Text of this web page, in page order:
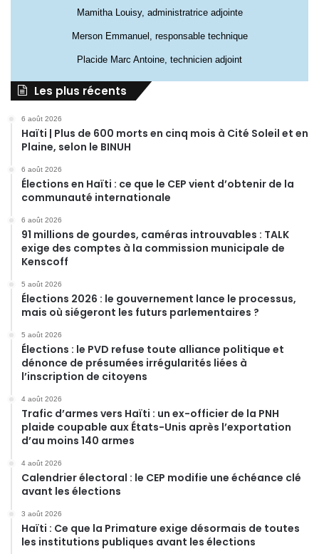
Mamitha Louisy, administratrice adjointe
Merson Emmanuel, responsable technique
Placide Marc Antoine, technicien adjoint
Les plus récents
6 août 2026
Haïti | Plus de 600 morts en cinq mois à Cité Soleil et en
Plaine, selon le BINUH
6 août 2026
Élections en Haïti : ce que le CEP vient d’obtenir de la
communauté internationale
6 août 2026
91 millions de gourdes, caméras introuvables : TALK
exige des comptes à la commission municipale de
Kenscoff
5 août 2026
Élections 2026 : le gouvernement lance le processus,
mais où siégeront les futurs parlementaires ?
5 août 2026
Élections : le PVD refuse toute alliance politique et
dénonce de présumées irrégularités liées à
l’inscription de citoyens
4 août 2026
Trafic d’armes vers Haïti : un ex-officier de la PNH
plaide coupable aux États-Unis après l’exportation
d’au moins 140 armes
4 août 2026
Calendrier électoral : le CEP modifie une échéance clé
avant les élections
3 août 2026
Haïti : Ce que la Primature exige désormais de toutes
les institutions publiques avant les élections